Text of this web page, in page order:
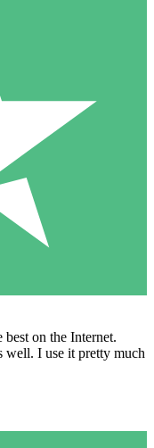
on the Internet.
well. I use it pretty much